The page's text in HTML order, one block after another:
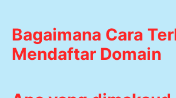
Bagaimana Cara
Mendaftar Domain